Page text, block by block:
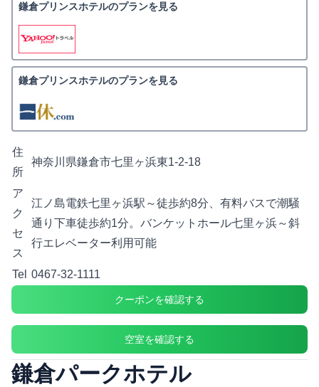
鎌倉プリンスホテルのプランを見る
鎌倉プリンスホテルのプランを見る
住
所
神奈川県鎌倉市七里ヶ浜東1-2-18
ア
ク
セ
ス
江ノ島電鉄七里ヶ浜駅～徒歩約8分、有料バスで潮騒
通り下車徒歩約1分。バンケットホール七里ヶ浜～斜
行エレベーター利用可能
Tel 0467-32-1111
クーポンを確認する
空室を確認する
鎌倉パークホテル